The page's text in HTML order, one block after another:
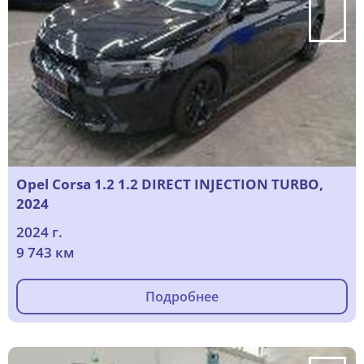
Opel Corsa 1.2 1.2 DIRECT INJECTION TURBO,
2024
2024 г.
9 743 км
Подробнее